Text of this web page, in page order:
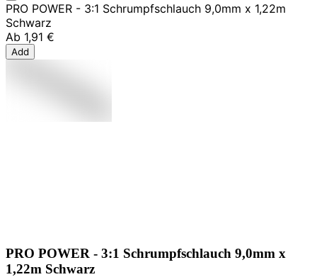
PRO POWER - 3:1 Schrumpfschlauch 9,0mm x 1,22m
Schwarz
Ab 1,91 €
Add
PRO POWER - 3:1 Schrumpfschlauch 9,0mm x
1,22m Schwarz